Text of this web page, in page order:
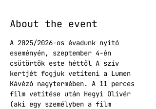
About the event
A 2025/2026-os évadunk nyitó
eseményén, szeptember 4-én
csütörtök este héttől A szív
kertjét fogjuk vetíteni a Lumen
Kávézó nagytermében. A 11 perces
film vetítése után Hegyi Olivér
(aki egy személyben a film